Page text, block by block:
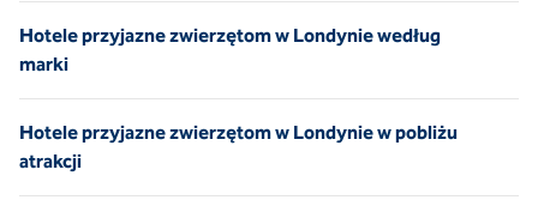
Hotele przyjazne zwierzętom w Londynie według
marki
Hotele przyjazne zwierzętom w Londynie w pobliżu
atrakcji